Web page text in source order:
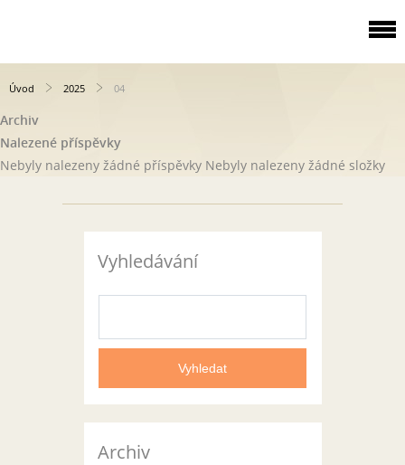
Úvod 2025 04
Archiv
Nalezené příspěvky
Nebyly nalezeny žádné příspěvky Nebyly nalezeny žádné složky
Vyhledávání
Archiv